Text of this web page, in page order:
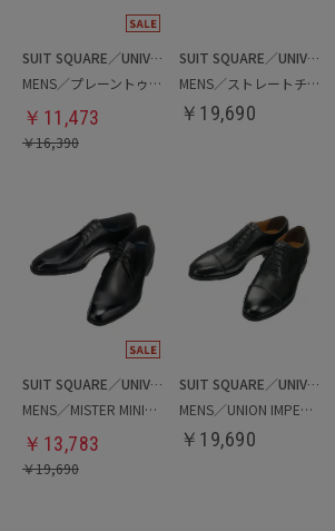
SUIT SQUARE／UNIVERSAL LANGUAGE
MENS／プレーントゥシューズ
￥ 11,473
￥16,390
SUIT SQUARE／UNIVERSAL LANGUAGE
MENS／ストレートチップシューズ
￥ 19,690
SUIT SQUARE／UNIVERSAL LANGUAGE
MENS／MISTER MINIT／プレーントゥシューズ
￥ 13,783
￥19,690
SUIT SQUARE／UNIVERSAL LANGUAGE
MENS／UNION IMPERIAL監修／ストレートチップシューズ
￥ 19,690